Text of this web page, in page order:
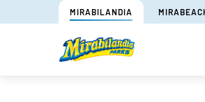
MIRABILANDIA